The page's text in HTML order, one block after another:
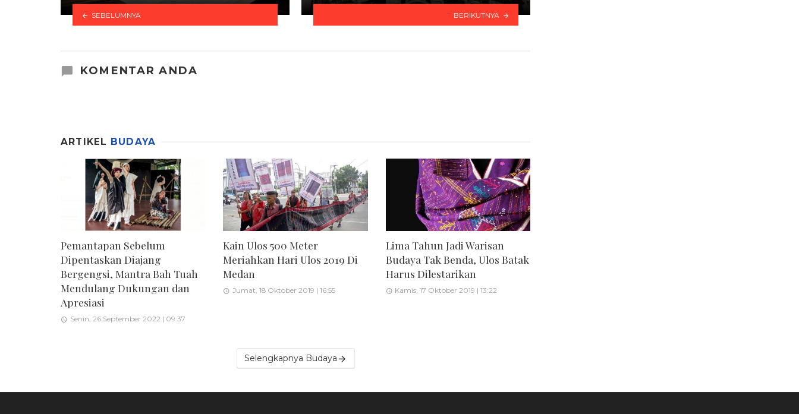
SEBELUMNYA BERIKUTNYA
KOMENTAR ANDA
ARTIKEL BUDAYA
Pemantapan Sebelum
Dipentaskan Diajang
Bergengsi, Mantra Bah Tuah
Mendulang Dukungan dan
Apresiasi
Senin, 26 September 2022 | 09:37
Kain Ulos 500 Meter
Meriahkan Hari Ulos 2019 Di
Medan
Jumat, 18 Oktober 2019 | 16:55
Lima Tahun Jadi Warisan
Budaya Tak Benda, Ulos Batak
Harus Dilestarikan
Kamis, 17 Oktober 2019 | 13:22
Selengkapnya Budaya